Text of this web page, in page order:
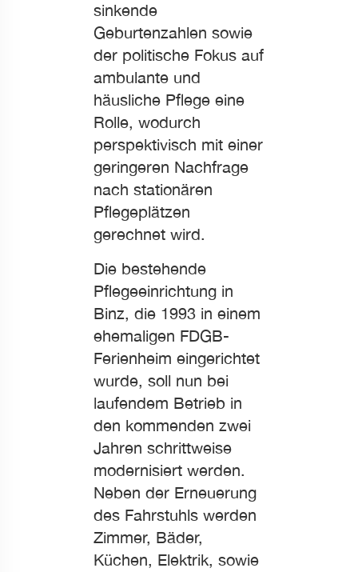
sinkende
Geburtenzahlen sowie
der politische Fokus auf
ambulante und
häusliche Pflege eine
Rolle, wodurch
perspektivisch mit einer
geringeren Nachfrage
nach stationären
Pflegeplätzen
gerechnet wird.
Die bestehende
Pflegeeinrichtung in
Binz, die 1993 in einem
ehemaligen FDGB-
Ferienheim eingerichtet
wurde, soll nun bei
laufendem Betrieb in
den kommenden zwei
Jahren schrittweise
modernisiert werden.
Neben der Erneuerung
des Fahrstuhls werden
Zimmer, Bäder,
Küchen, Elektrik, sowie